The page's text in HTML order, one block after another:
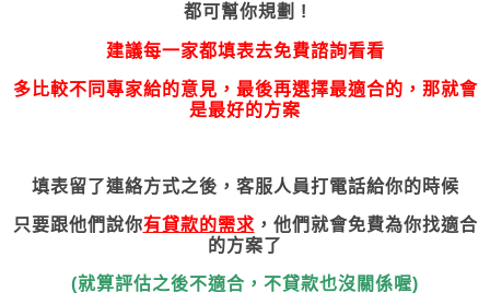
都可幫你規劃 !
建議每一家都填表去免費諮詢看看
多比較不同專家給的意見，最後再選擇最適合的，那就會
是最好的方案
填表留了連絡方式之後，客服人員打電話給你的時候
只要跟他們說你有貸款的需求 ，他們就會免費為你找適合
的方案了
(就算評估之後不適合，不貸款也沒關係喔)